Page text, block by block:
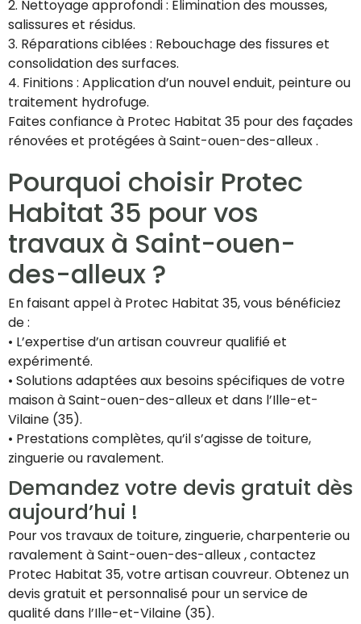
2. Nettoyage approfondi : Élimination des mousses,
salissures et résidus.
3. Réparations ciblées : Rebouchage des fissures et
consolidation des surfaces.
4. Finitions : Application d’un nouvel enduit, peinture ou
traitement hydrofuge.
Faites confiance à Protec Habitat 35 pour des façades
rénovées et protégées à Saint-ouen-des-alleux .
Pourquoi choisir Protec
Habitat 35 pour vos
travaux à Saint-ouen-
des-alleux ?
En faisant appel à Protec Habitat 35, vous bénéficiez
de :
• L’expertise d’un artisan couvreur qualifié et
expérimenté.
• Solutions adaptées aux besoins spécifiques de votre
maison à Saint-ouen-des-alleux et dans l’Ille-et-
Vilaine (35).
• Prestations complètes, qu’il s’agisse de toiture,
zinguerie ou ravalement.
Demandez votre devis gratuit dès
aujourd’hui !
Pour vos travaux de toiture, zinguerie, charpenterie ou
ravalement à Saint-ouen-des-alleux , contactez
Protec Habitat 35, votre artisan couvreur. Obtenez un
devis gratuit et personnalisé pour un service de
qualité dans l’Ille-et-Vilaine (35).